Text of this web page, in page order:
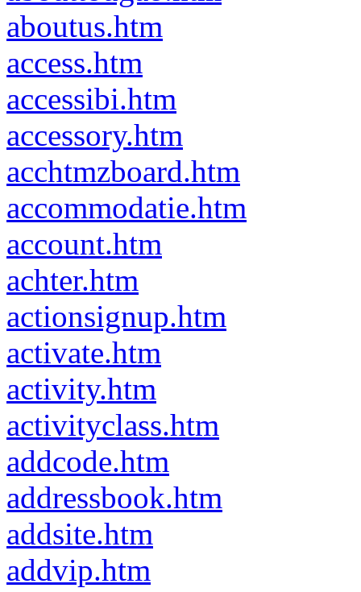
aboutus.htm
access.htm
accessibi.htm
accessory.htm
acchtmzboard.htm
accommodatie.htm
account.htm
achter.htm
actionsignup.htm
activate.htm
activity.htm
activityclass.htm
addcode.htm
addressbook.htm
addsite.htm
addvip.htm